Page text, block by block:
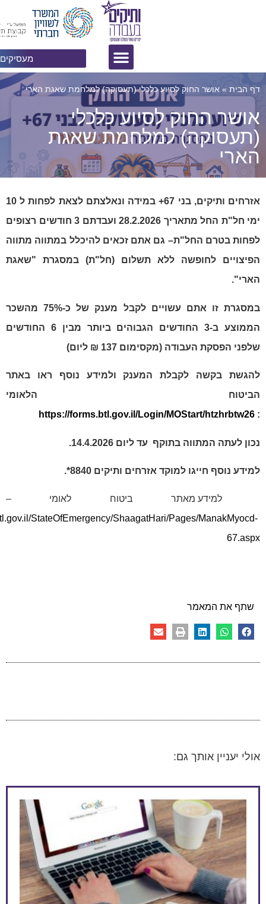
מעסיקים? לחצו פה!
החוק לסיוע כלכלי (תעסוקה) למלחמת שאגת הארי
לסיוע כלכלי
למלחמת שאגת
אזרחים ותיקים, בני 67+ במידה ונאלצתם לצאת לפחות ל 10
ימי חל"ת החל מתאריך 28.2.2026 ועבדתם 3 חודשים רצופים
החל"ת– גם אתם זכאים להיכלל במתווה מתווה
לחופשה ללא תשלום (חל"ת) במסגרת "שאגת
במסגרת זו אתם עשויים לקבל מענק של כ-75% מהשכר
הממוצע ב-3 החודשים הגבוהים ביותר מבין 6 החודשים
(מקסימום 137 ₪ ליום)
לקבלת המענק ולמידע נוסף ראו באתר
הלאומי
https://forms.btl.gov.il/Login/MOStart/
בתוקף עד ליום 14.4.2026 .
למוקד אזרחים ותיקים 8840*.
מאתר ביטוח לאומי –
https://www.btl.gov.il/StateOfEmergency/ShaagatHari/Pages/
גם: